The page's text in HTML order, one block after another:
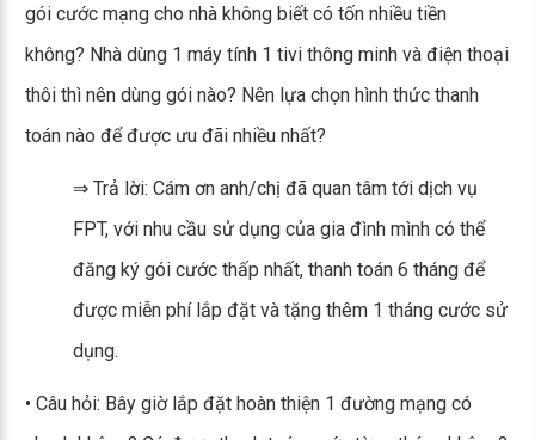
gói cước mạng cho nhà không biết có tốn nhiều tiền
không? Nhà dùng 1 máy tính 1 tivi thông minh và điện thoại
thôi thì nên dùng gói nào? Nên lựa chọn hình thức thanh
toán nào để được ưu đãi nhiều nhất?
⇒ Trả lời: Cám ơn anh/chị đã quan tâm tới dịch vụ
FPT, với nhu cầu sử dụng của gia đình mình có thể
đăng ký gói cước thấp nhất, thanh toán 6 tháng để
được miễn phí lắp đặt và tặng thêm 1 tháng cước sử
dụng.
• Câu hỏi: Bây giờ lắp đặt hoàn thiện 1 đường mạng có